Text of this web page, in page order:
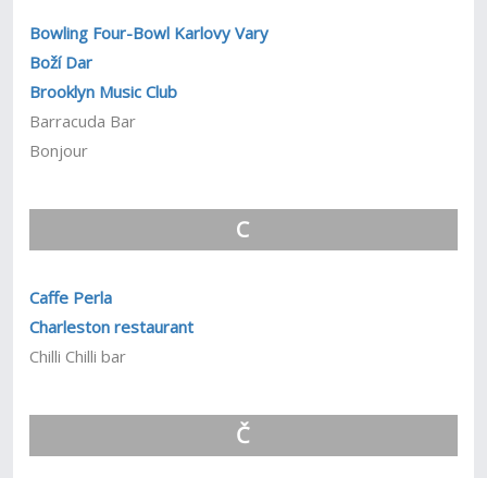
Bowling Four-Bowl Karlovy Vary
Boží Dar
Brooklyn Music Club
Barracuda Bar
Bonjour
C
Caffe Perla
Charleston restaurant
Chilli Chilli bar
Č